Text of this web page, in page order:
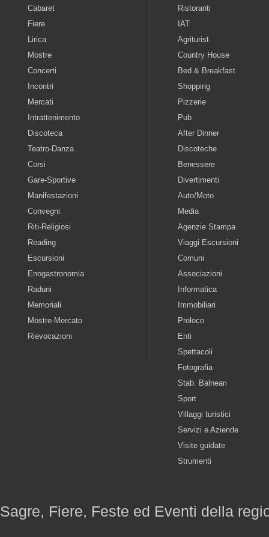
Cabaret
Fiere
Lirica
Mostre
Concerti
Incontri
Mercati
Intrattenimento
Discoteca
Teatro-Danza
Corsi
Gare-Sportive
Manifestazioni
Convegni
Riti-Religiosi
Reading
Escursioni
Enogastronomia
Raduni
Memoriali
Mostre-Mercato
Rievocazioni
Ristoranti
IAT
Agriturist
Country House
Bed & Breakfast
Shopping
Pizzerie
Pub
After Dinner
Discoteche
Benessere
Divertimenti
Auto/Moto
Media
Agenzie Stampa
Viaggi Escursioni
Comuni
Associazioni
Informatica
Immobiliari
Proloco
Enti
Spettacoli
Fotografia
Stab. Balneari
Sport
Villaggi turistici
Servizi e Aziende
Visite guidate
Strumenti
Sagre, Fiere, Feste ed Eventi della